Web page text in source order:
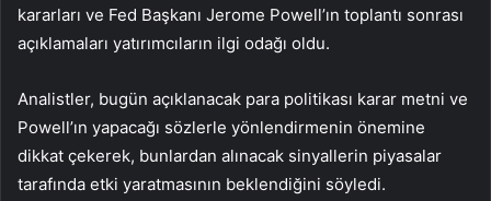
kararları ve Fed Başkanı Jerome Powell’ın toplantı sonrası
açıklamaları yatırımcıların ilgi odağı oldu.
Analistler, bugün açıklanacak para politikası karar metni ve
Powell’ın yapacağı sözlerle yönlendirmenin önemine
dikkat çekerek, bunlardan alınacak sinyallerin piyasalar
tarafında etki yaratmasının beklendiğini söyledi.